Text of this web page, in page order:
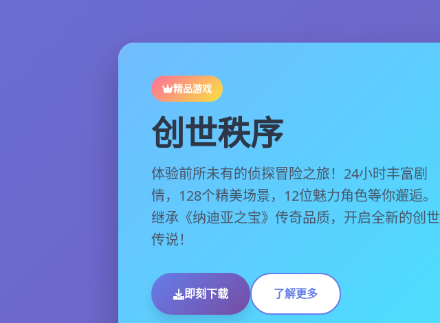
精品游戏
创世秩序
体验前所未有的侦探冒险之旅！24小时丰富剧
情，128个精美场景，12位魅力角色等你邂逅。
继承《纳迪亚之宝》传奇品质，开启全新的创世
传说！
即刻下载 了解更多